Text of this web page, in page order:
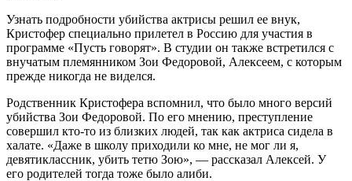
Узнать подробности убийства актрисы решил ее внук,
Кристофер специально прилетел в Россию для участия в
программе «Пусть говорят». В студии он также встретился с
внучатым племянником Зои Федоровой, Алексеем, с которым
прежде никогда не виделся.
Родственник Кристофера вспомнил, что было много версий
убийства Зои Федоровой. По его мнению, преступление
совершил кто-то из близких людей, так как актриса сидела в
халате. «Даже в школу приходили ко мне, не мог ли я,
девятиклассник, убить тетю Зою», — рассказал Алексей. У
его родителей тогда тоже было алиби.